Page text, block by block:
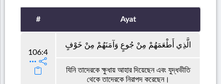
# Ayat
106:4
الَّذِي أَطْعَمَهُمْ مِنْ جُوعٍ وَآمَنَهُمْ مِنْ خَوْفٍ
যিনি তাদেরকে ক্ষুধায় আহার দিয়েছেন এবং যুদ্ধভীতি
থেকে তাদেরকে নিরাপদ করেছেন।